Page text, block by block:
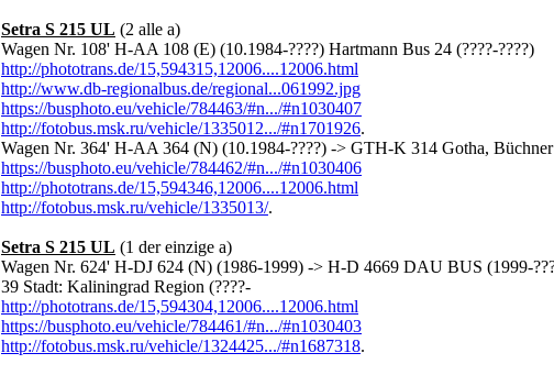
Setra S 215 UL (2 alle a)
Wagen Nr. 108' H-AA 108 (E) (10.1984-????) Hartmann Bus 24 (????-????)
http://phototrans.de/15,594315,12006....12006.html
http://www.db-regionalbus.de/regional...061992.jpg
https://busphoto.eu/vehicle/784463/#n.../#n1030407
http://fotobus.msk.ru/vehicle/1335012.../#n1701926.
Wagen Nr. 364' H-AA 364 (N) (10.1984-????) -> GTH-K 314 Gotha,
https://busphoto.eu/vehicle/784462/#n.../#n1030406
http://phototrans.de/15,594346,12006....12006.html
http://fotobus.msk.ru/vehicle/1335013/.
Setra S 215 UL (1 der einzige a)
Wagen Nr. 624' H-DJ 624 (N) (1986-1999) -> H-D 4669 DAU BUS (1999-
39 Stadt: Kaliningrad Region (????-
http://phototrans.de/15,594304,12006....12006.html
https://busphoto.eu/vehicle/784461/#n.../#n1030403
http://fotobus.msk.ru/vehicle/1324425.../#n1687318.